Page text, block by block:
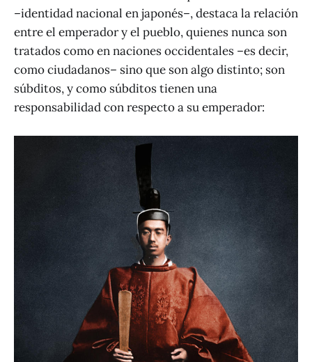
–identidad nacional en japonés–, destaca la relación
entre el emperador y el pueblo, quienes nunca son
tratados como en naciones occidentales –es decir,
como ciudadanos– sino que son algo distinto; son
súbditos, y como súbditos tienen una
responsabilidad con respecto a su emperador: